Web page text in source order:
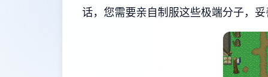
话，您需要亲自制服这些极端分子，妥